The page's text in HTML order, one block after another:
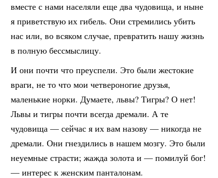
вместе с нами населяли еще два чудовища, и ныне
я приветствую их гибель. Они стремились убить
нас или, во всяком случае, превратить нашу жизнь
в полную бессмыслицу.
И они почти что преуспели. Это были жестокие
враги, не то что мои четвероногие друзья,
маленькие норки. Думаете, львы? Тигры? О нет!
Львы и тигры почти всегда дремали. А те
чудовища — сейчас я их вам назову — никогда не
дремали. Они гнездились в нашем мозгу. Это были
неуемные страсти; жажда золота и — помилуй бог!
— интерес к женским панталонам.